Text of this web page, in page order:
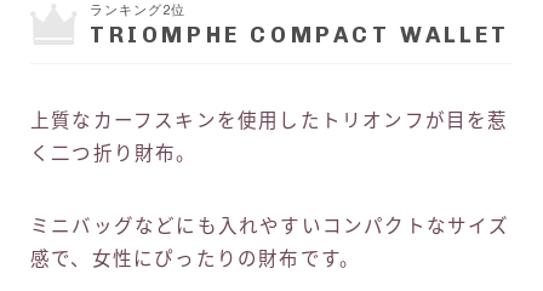
ランキング2位
TRIOMPHE COMPACT WALLET
上質なカーフスキンを使用したトリオンフが目を惹
く二つ折り財布。
ミニバッグなどにも入れやすいコンパクトなサイズ
感で、女性にぴったりの財布です。